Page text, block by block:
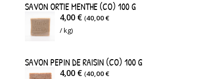
SAVON ORTIE MENTHE (CO) 100 G
4,00 € (40,00 €
/ kg)
SAVON PEPIN DE RAISIN (CO) 100 G
4,00 € (40,00 €